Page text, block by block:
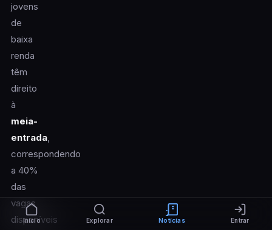
jovens
de
baixa
renda
têm
direito
à
meia-
entrada,
correspondendo
a 40%
das
vagas
disponíveis
Início Explorar Notícias Entrar